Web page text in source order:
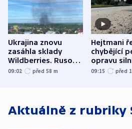
Ukrajina znovu
zasáhla sklady
Wildberries. Rusové
útočili v Charkovské
09:02 před 58 m
Hejtmani
chybějící
opravu
09:15 před 1
Aktuálně z rubriky